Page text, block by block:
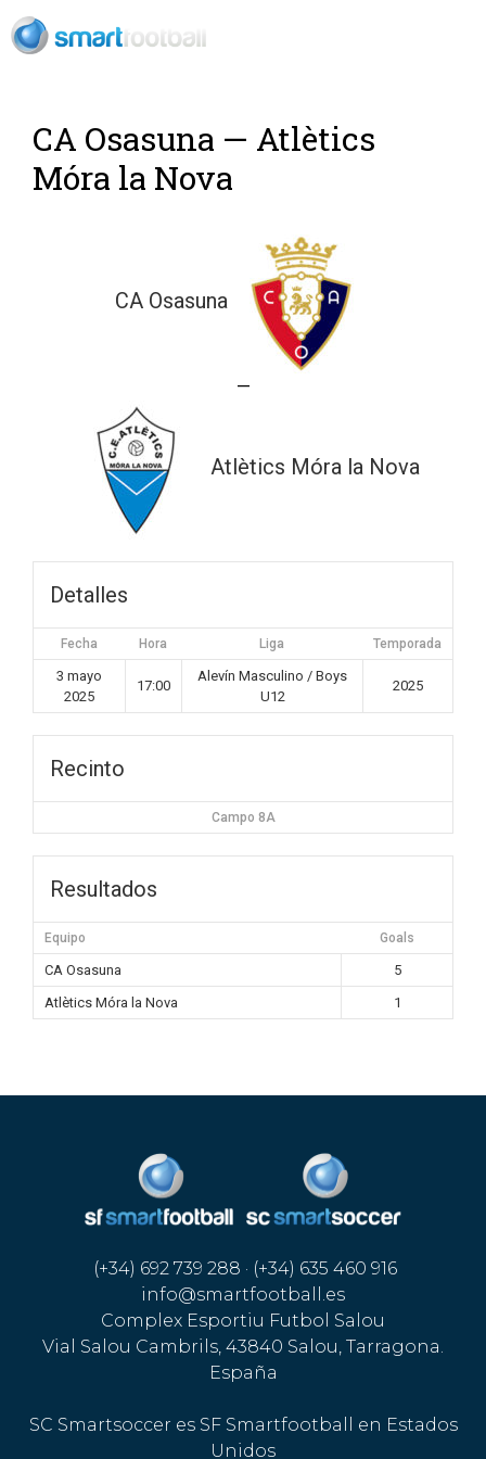
CA Osasuna — Atlètics
Móra la Nova
CA Osasuna
—
Atlètics Móra la Nova
Detalles
Fecha Hora Liga Temporada
3 mayo
2025
17:00
Alevín Masculino / Boys
U12
2025
Recinto
Campo 8A
Resultados
Equipo Goals
CA Osasuna
5
Atlètics Móra la Nova
1
(+34) 692 739 288 · (+34) 635 460 916
info@smartfootball.es
Complex Esportiu Futbol Salou
Vial Salou Cambrils, 43840 Salou, Tarragona.
España
SC Smartsoccer es SF Smartfootball en Estados
Unidos